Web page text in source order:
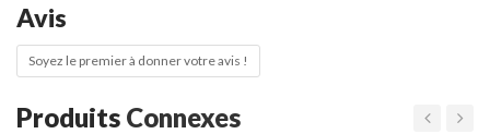
Avis
Soyez le premier à donner votre avis !
Produits Connexes